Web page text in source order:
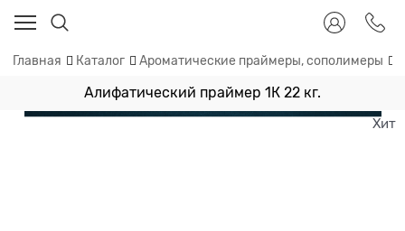
Главная Каталог Ароматические праймеры, сополимеры
Алифатический праймер 1К 22 кг.
Хит